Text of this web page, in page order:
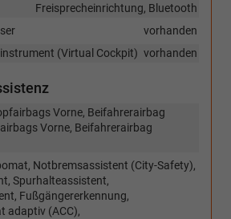
Freisprecheinrichtung, Bluetooth
vorhanden
vorhanden
(Virtual Cockpit)
Vorne, Beifahrerairbag
Vorne, Beifahrerairbag
Notbremsassistent (City-Safety),
Spurhalteassistent,
Fußgängererkennung,
adaptiv (ACC),